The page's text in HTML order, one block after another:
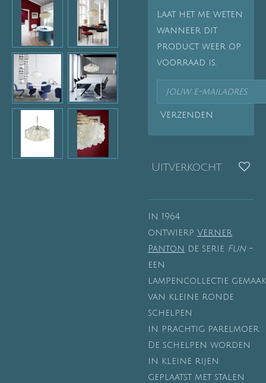
Laat het me weten
wanneer dit
product weer op
voorraad is.
Verzenden
Uitverkocht
In 1964
ontwierp Verner
Panton de serie Fun-
een
lampencollectie
van kleine ronde
schelpen
in prachtig parelmoer.
De schelpen worden
in kleine rijen
geplaatst met stalen